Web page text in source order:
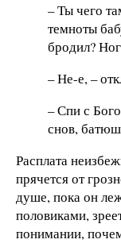
– Ты чего
темноты
бродил?
– Не-е, –
– Спи с
снов,
Расплата
прячется от
душе, пока он
половиками,
понимании,